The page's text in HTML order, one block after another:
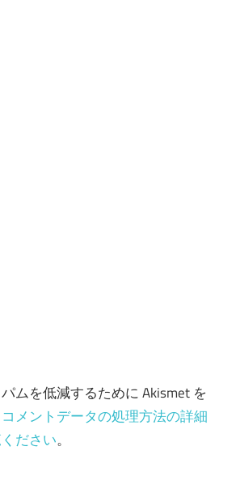
ムを低減するために Akismet を
コメントデータの処理方法の詳細
ださい。